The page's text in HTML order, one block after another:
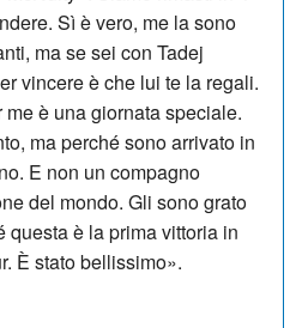
Sì è vero, me la sono
ma se sei con Tadej
vincere è che lui te la regali.
me è una giornata speciale.
ma perché sono arrivato in
E non un compagno
del mondo. Gli sono grato
questa è la prima vittoria in
È stato bellissimo».